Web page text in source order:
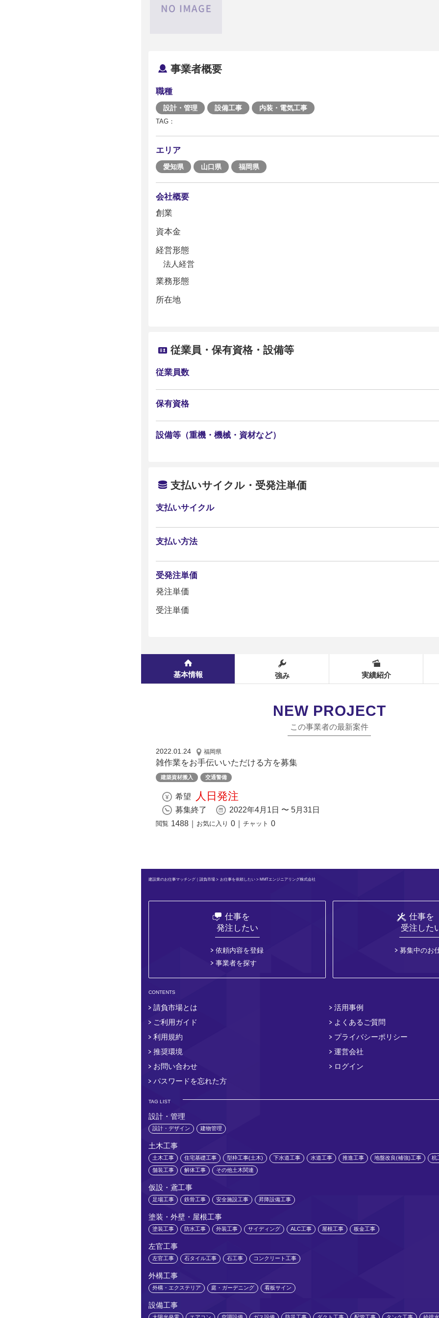
事業者概要
職種
設計・管理 設備工事 内装・電気工事
TAG：
エリア
愛知県 山口県 福岡県
会社概要
創業
資本金
経営形態
法人経営
業務形態
所在地
従業員・保有資格・設備等
従業員数
保有資格
設備等（重機・機械・資材など）
支払いサイクル・受発注単価
支払いサイクル
支払い方法
受発注単価
発注単価
受注単価
基本情報 強み 実績紹介
NEW PROJECT
この事業者の最新案件
2022.01.24 福岡県
雑作業をお手伝いいただける方を募集
建築資材搬入 交通警備
希望 人日発注
募集終了 2022年4月1日 〜 5月31日
閲覧 1488 お気に入り 0 チャット 0
建設業のお仕事マッチング｜請負市場 > お仕事を依頼したい> MMTエンジニアリング株式会社
仕事を
発注したい
依頼内容を登録
事業者を探す
仕事を
受注した
募集中のお
CONTENTS
請負市場とは
活用事例
ご利用ガイド
よくあるご質問
利用規約
プライバシーポリシー
推奨環境
運営会社
お問い合わせ
ログイン
パスワードを忘れた方
TAG LIST
設計・管理
設計・デザイン 建物管理
土木工事
土木工事 住宅基礎工事 型枠工事(土木) 下水道工事 水道工事 推進工事 地盤改良(補強)工事 杭
舗装工事 解体工事 その他土木関連
仮設・鳶工事
足場工事 鉄骨工事 安全施設工事 昇降設備工事
塗装・外壁・屋根工事
塗装工事 防水工事 外装工事 サイディング ALC工事 屋根工事 板金工事
左官工事
左官工事 石タイル工事 石工事 コンクリート工事
外構工事
外構・エクステリア 庭・ガーデニング 看板サイン
設備工事
太陽光発電 エアコン 空調設備 ガス設備 防災工事 ダクト工事 配管工事 タンク工事 給排